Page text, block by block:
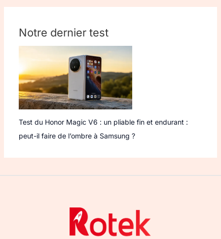
Notre dernier test
Test du Honor Magic V6 : un pliable fin et endurant :
peut-il faire de l’ombre à Samsung ?